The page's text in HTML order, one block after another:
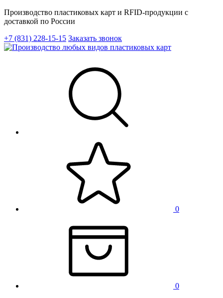
Производство пластиковых карт и RFID-продукции с
доставкой по России
+7 (831) 228-15-15 Заказать звонок
0
0